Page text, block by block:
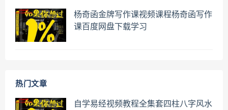
杨奇函金牌写作课视频课程杨奇函写作
课百度网盘下载学习
热门文章
自学易经视频教程全集套四柱八字风水